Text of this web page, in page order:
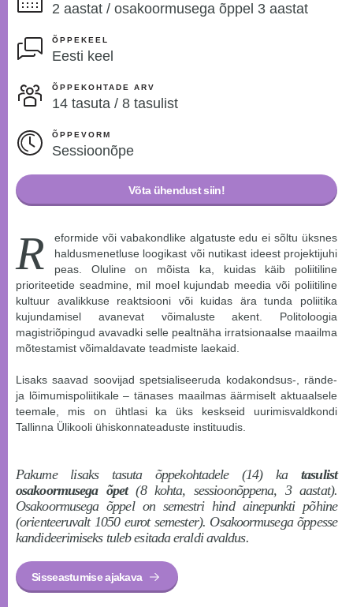
2 aastat / osakoormusega õppel 3 aastat
ÕPPEKEEL
Eesti keel
ÕPPEKOHTADE ARV
14 tasuta / 8 tasulist
ÕPPEVORM
Sessioonõpe
Võta ühendust siin!
R
eformide või vabakondlike algatuste edu ei sõltu üksnes
haldusmenetluse loogikast või nutikast ideest projektijuhi
peas. Oluline on mõista ka, kuidas käib poliitiline
prioriteetide seadmine, mil moel kujundab meedia või poliitiline
kultuur avalikkuse reaktsiooni või kuidas ära tunda poliitika
kujundamisel avanevat võimaluste akent. Politoloogia
magistriõpingud avavadki selle pealtnäha irratsionaalse maailma
mõtestamist võimaldavate teadmiste laekaid.
Lisaks saavad soovijad spetsialiseeruda kodakondsus-, rände-
ja lõimumispoliitikale – tänases maailmas äärmiselt aktuaalsele
teemale, mis on ühtlasi ka üks keskseid uurimisvaldkondi
Tallinna Ülikooli ühiskonnateaduste instituudis.
Pakume lisaks tasuta õppekohtadele (14) katasulist
osakoormusega õpet(8 kohta, sessioonõppena, 3 aastat).
Osakoormusega õppel on semestri hind ainepunkti põhine
(orienteeruvalt 1050 eurot semester). Osakoormusega õppesse
kandideerimiseks tuleb esitada eraldi avaldus.
Sisseastumise ajakava